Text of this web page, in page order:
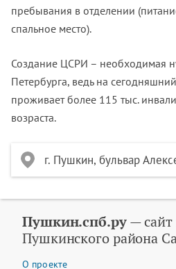
пребывания в отделении
спальное место).
Создание ЦСРИ – необходимая
Петербурга, ведь на
проживает более 115 тыс.
возраста.
г. Пушкин, бульвар
Пушкин.спб.ру— сайт
Пушкинского района
О проекте